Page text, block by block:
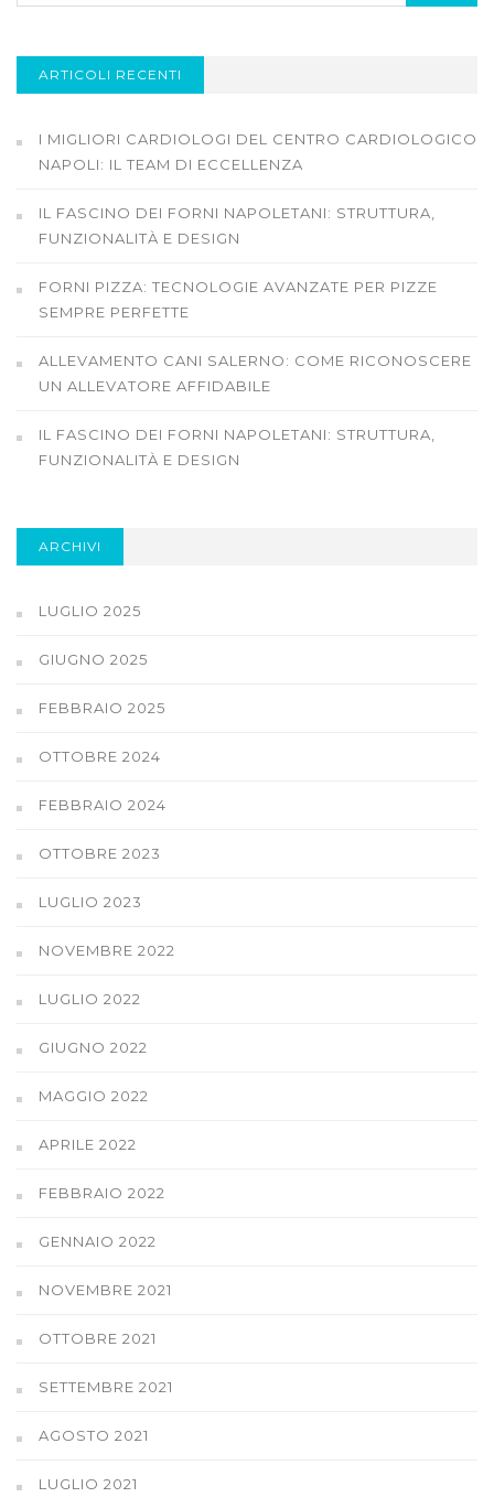
ARTICOLI RECENTI
I MIGLIORI CARDIOLOGI DEL CENTRO CARDIOLOGICO
NAPOLI: IL TEAM DI ECCELLENZA
IL FASCINO DEI FORNI NAPOLETANI: STRUTTURA,
FUNZIONALITÀ E DESIGN
FORNI PIZZA: TECNOLOGIE AVANZATE PER PIZZE
SEMPRE PERFETTE
ALLEVAMENTO CANI SALERNO: COME RICONOSCERE
UN ALLEVATORE AFFIDABILE
IL FASCINO DEI FORNI NAPOLETANI: STRUTTURA,
FUNZIONALITÀ E DESIGN
ARCHIVI
LUGLIO 2025
GIUGNO 2025
FEBBRAIO 2025
OTTOBRE 2024
FEBBRAIO 2024
OTTOBRE 2023
LUGLIO 2023
NOVEMBRE 2022
LUGLIO 2022
GIUGNO 2022
MAGGIO 2022
APRILE 2022
FEBBRAIO 2022
GENNAIO 2022
NOVEMBRE 2021
OTTOBRE 2021
SETTEMBRE 2021
AGOSTO 2021
LUGLIO 2021